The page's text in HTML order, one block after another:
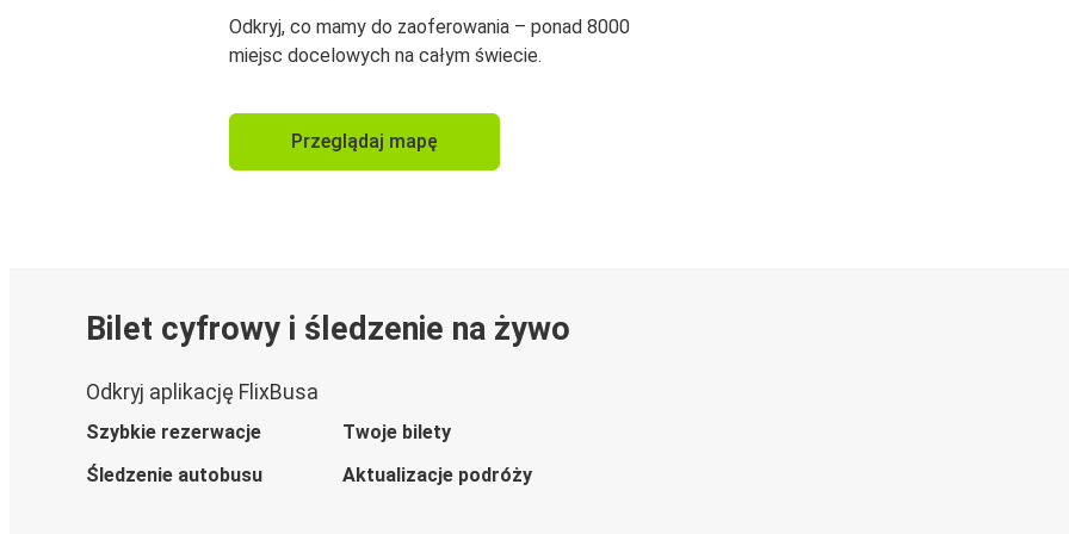
Odkryj, co mamy do zaoferowania – ponad 8000
miejsc docelowych na całym świecie.
Przeglądaj mapę
Bilet cyfrowy i śledzenie na żywo
Odkryj aplikację FlixBusa
Szybkie rezerwacje
Twoje bilety
Śledzenie autobusu
Aktualizacje podróży